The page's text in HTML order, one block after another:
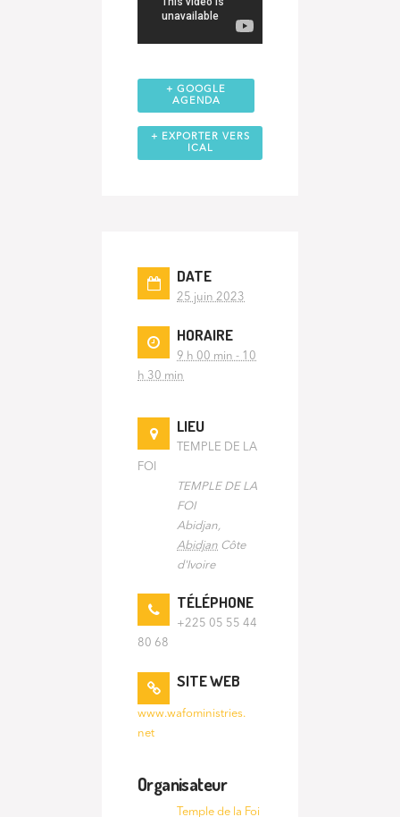
+ GOOGLE
AGENDA
+ EXPORTER VERS
ICAL
DATE
25 juin 2023
HORAIRE
9 h 00 min - 10
h 30 min
LIEU
TEMPLE DE LA
FOI
TEMPLE DE LA
FOI
Abidjan
Abidjan Côte
d'Ivoire
TÉLÉPHONE
+225 05 55 44
80 68
SITE WEB
www.wafoministries.
net
Organisateur
Temple de la Foi